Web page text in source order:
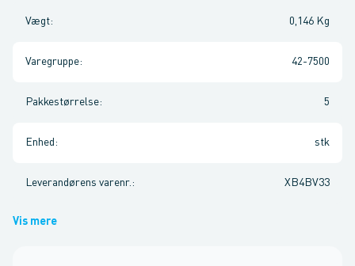
Vægt: 0,146 Kg
Varegruppe: 42-7500
Pakkestørrelse: 5
Enhed : stk
Leverandørens varenr. : XB4BV33
Vis mere